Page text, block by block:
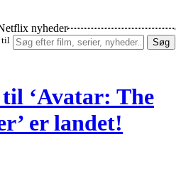
nyheder
Søg
til
‘Avatar: The
er landet!